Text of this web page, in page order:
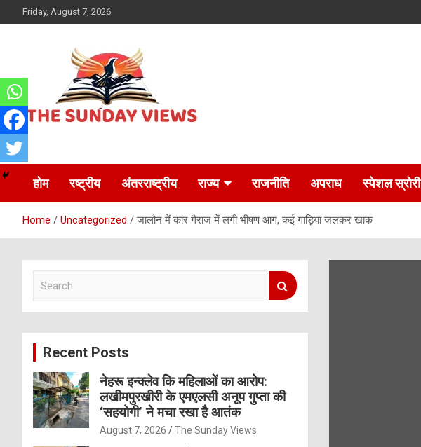
to
Friday, August 7, 2026
The Sunday views
होम रष्ट्रीय अंतरराष्ट्रीय राज्य राजनीति अपराध स्पेशल स्रोरी
Home Uncategorized जालौन में कार गैराज में लगी भीषण आग, कई गाड़िया जलकर खाक
c
Recent Posts
नेहरू इन्क्लेव कि महिलाओं का आरोप:
लखीमपुरखीरी के एमएलसी अनूप गुप्ता की
‘सहयोगी’ ने मचा रखा है आतंक
August 7, 2026 The Sunday Views